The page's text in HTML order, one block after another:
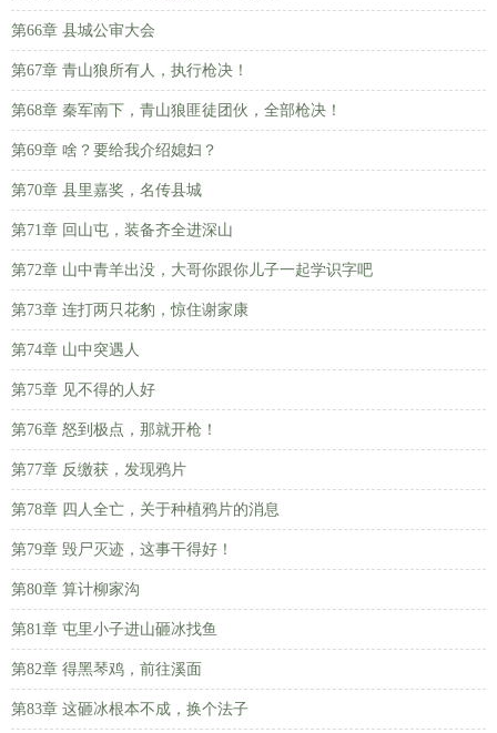
第66章 县城公审大会
第67章 青山狼所有人，执行枪决！
第68章 秦军南下，青山狼匪徒团伙，全部枪决！
第69章 啥？要给我介绍媳妇？
第70章 县里嘉奖，名传县城
第71章 回山屯，装备齐全进深山
第72章 山中青羊出没，大哥你跟你儿子一起学识字吧
第73章 连打两只花豹，惊住谢家康
第74章 山中突遇人
第75章 见不得的人好
第76章 怒到极点，那就开枪！
第77章 反缴获，发现鸦片
第78章 四人全亡，关于种植鸦片的消息
第79章 毁尸灭迹，这事干得好！
第80章 算计柳家沟
第81章 屯里小子进山砸冰找鱼
第82章 得黑琴鸡，前往溪面
第83章 这砸冰根本不成，换个法子